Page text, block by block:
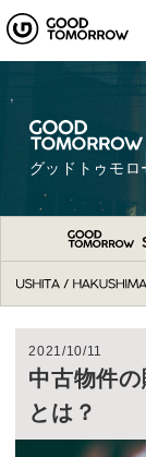
グッドトゥモ
2021/10/11
中古物件
とは？